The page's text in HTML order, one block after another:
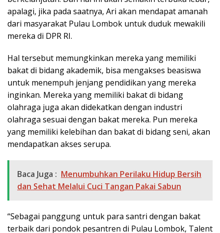
apalagi, jika pada saatnya, Ari akan mendapat amanah
dari masyarakat Pulau Lombok untuk duduk mewakili
mereka di DPR RI.
Hal tersebut memungkinkan mereka yang memiliki
bakat di bidang akademik, bisa mengakses beasiswa
untuk menempuh jenjang pendidikan yang mereka
inginkan. Mereka yang memiliki bakat di bidang
olahraga juga akan didekatkan dengan industri
olahraga sesuai dengan bakat mereka. Pun mereka
yang memiliki kelebihan dan bakat di bidang seni, akan
mendapatkan akses serupa.
Baca Juga : Menumbuhkan Perilaku Hidup Bersih
dan Sehat Melalui Cuci Tangan Pakai Sabun
“Sebagai panggung untuk para santri dengan bakat
terbaik dari pondok pesantren di Pulau Lombok, Talent